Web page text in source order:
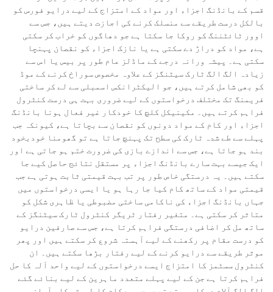
قسم کے بانڈنگ اجزاء اور مواد کے امتزاج کے لیے درایو فورس کو
بالکل درست طریقے سے منسلک کرنے کی اجازت دیتے ہیں، جس سے
اوور ٹائٹننگ کو روکا جا سکتا ہے جو دھاگوں کو خراب کر سکتی
ہے، مواد کو دراڑ دے سکتی ہے یا نازک اجزاء کو نقصان پہنچا
سکتی ہے۔ پیشہ ورانہ درجے کے ماڈلز عام طور پر بیس یا اس سے
زیادہ الگ الگ ٹارک سیٹنگز کے علاوہ مخصوص سوراخ کرنے کے موڈ
کو بھی شامل کرتے ہیں، جو الیکٹرانکس اسمبلی سے لے کر ساختی
فریمنگ تک مختلف درخواستوں کے لیے ضروری بہت ہی درست کنٹرول
فراہم کرتے ہیں۔ مکینیکل کلچ کا خودکار غیر فعال ہونا بانڈنگ
اجزاء اور کام کے مواد دونوں کو نقصان سے بچاتا ہے، کیونکہ جب
پہلے سے طے شدہ ٹارک کی سطح تک پہنچ جاتا ہے تو گھومنا خودبخود
بند ہو جاتا ہے، جس سے اندازے بازی کی ضرورت ختم ہو جاتی ہے اور
ایک جیسے بہت سارے بانڈنگ اجزاء پر مستقل نتائج حاصل کیے جا
سکتے ہیں۔ یہ درستگی خاص طور پر تب بہت قیمتی ثابت ہوتی ہے جب
قیمتی مواد کے ساتھ کام کیا جا رہا ہو یا ایسی درخواستوں میں
جہاں بانڈنگ اجزاء کی ناکامی ساختی مضبوطی یا ظاہری شکل کو
متاثر کر سکتی ہے۔ متغیر رفتار ٹریگر کنٹرول ٹارک سیٹنگز کے
ساتھ مل کر اضافی درستگی فراہم کرتا ہے، جس سے صارفین درایو
کو درست مقام پر رکھنے کے لیے آہستہ شروع کر سکتے ہیں اور پھر
موثر طریقے سے درایو کرنے کے لیے رفتار بڑھا سکتے ہیں۔ ان
کنٹرول سسٹمز کا امتزاج ایسے درخواستوں کے لیے واحد آلہ کا حل
فراہم کرتا ہے جن کے لیے پہلے متعدد ماہرین کے لیے بنائے گئے